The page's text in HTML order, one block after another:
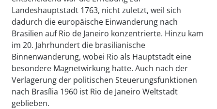
Landeshauptstadt 1763, nicht zuletzt, weil sich
dadurch die europäische Einwanderung nach
Brasilien auf Rio de Janeiro konzentrierte. Hinzu kam
im 20. Jahrhundert die brasilianische
Binnenwanderung, wobei Rio als Hauptstadt eine
besondere Magnetwirkung hatte. Auch nach der
Verlagerung der politischen Steuerungsfunktionen
nach Brasília 1960 ist Rio de Janeiro Weltstadt
geblieben.